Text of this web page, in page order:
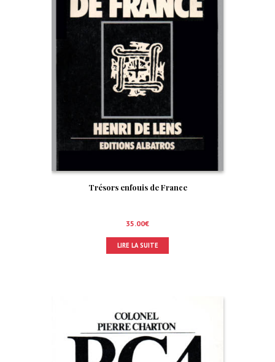
Trésors enfouis de France
35.00€
LIRE LA SUITE